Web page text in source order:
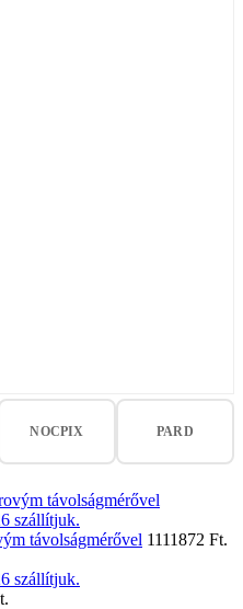
NOCPIX PARD
szállítjuk.
távolságmérővel 1111872 Ft.
szállítjuk.